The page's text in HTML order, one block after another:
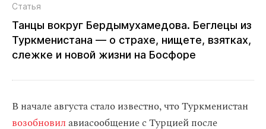
Статья
Танцы вокруг Бердымухамедова. Беглецы из
Туркменистана — о страхе, нищете, взятках,
слежке и новой жизни на Босфоре
В начале августа стало известно, что Туркменистан
возобновилавиасообщение с Турцией после